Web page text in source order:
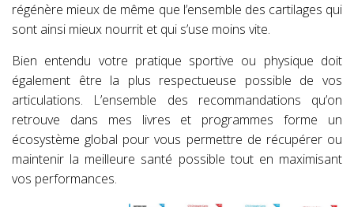
régénère mieux de même que l’ensemble des cartilages qui
sont ainsi mieux nourrit et qui s’use moins vite.
Bien entendu votre pratique sportive ou physique doit
également être la plus respectueuse possible de vos
articulations. L’ensemble des recommandations qu’on
retrouve dans mes livres et programmes forme un
écosystème global pour vous permettre de récupérer ou
maintenir la meilleure santé possible tout en maximisant
vos performances.